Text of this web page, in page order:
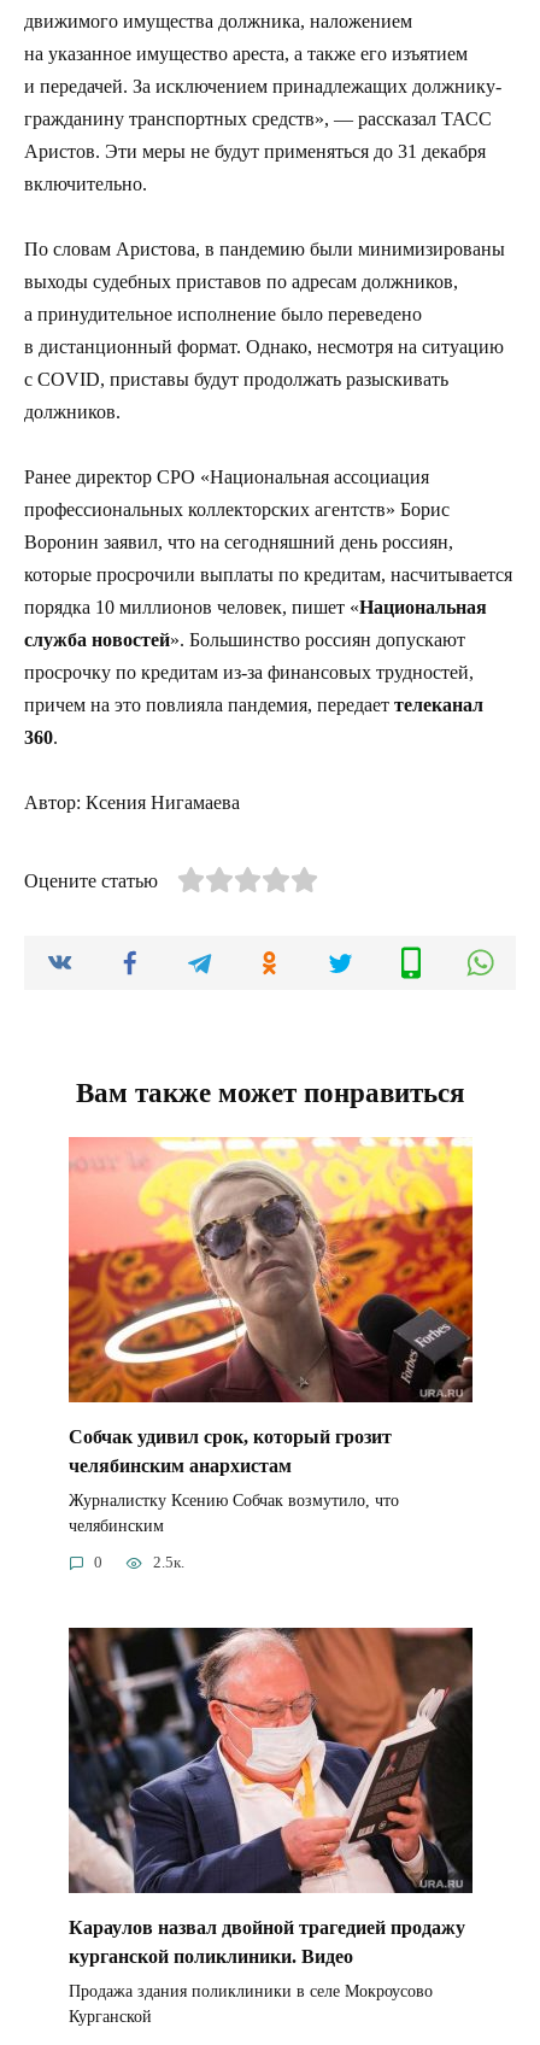
движимого имущества должника, наложением
на указанное имущество ареста, а также его изъятием
и передачей. За исключением принадлежащих должнику-
гражданину транспортных средств», — рассказал ТАСС
Аристов. Эти меры не будут применяться до 31 декабря
включительно.
По словам Аристова, в пандемию были минимизированы
выходы судебных приставов по адресам должников,
а принудительное исполнение было переведено
в дистанционный формат. Однако, несмотря на ситуацию
с COVID, приставы будут продолжать разыскивать
должников.
Ранее директор СРО «Национальная ассоциация
профессиональных коллекторских агентств» Борис
Воронин заявил, что на сегодняшний день россиян,
которые просрочили выплаты по кредитам, насчитывается
порядка 10 миллионов человек, пишет «Национальная
служба новостей». Большинство россиян допускают
просрочку по кредитам из-за финансовых трудностей,
причем на это повлияла пандемия, передает телеканал
360.
Автор: Ксения Нигамаева
Оцените статью
Вам также может понравиться
Собчак удивил срок, который грозит
челябинским анархистам
Журналистку Ксению Собчак возмутило, что
челябинским
0 2.5к.
Караулов назвал двойной трагедией продажу
курганской поликлиники. Видео
Продажа здания поликлиники в селе Мокроусово
Курганской